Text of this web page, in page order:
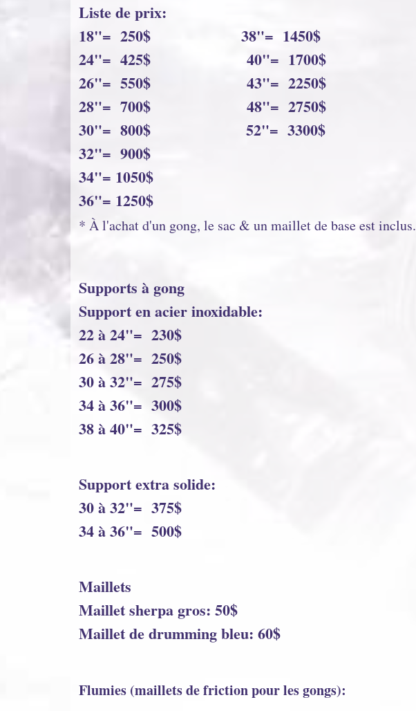
Liste de prix:
18"= 250$ 38"= 1450$
24"= 425$ 40"= 1700$
26"= 550$ 43"= 2250$
28"= 700$ 48"= 2750$
30"= 800$ 52"= 3300$
32"= 900$
34"= 1050$
36"= 1250$
* À l'achat d'un gong, le sac & un maillet de base est inclus.
Supports à gong
Support en acier inoxidable:
22 à 24"= 230$
26 à 28"= 250$
30 à 32"= 275$
34 à 36"= 300$
38 à 40"= 325$
Support extra solide:
30 à 32"= 375$
34 à 36"= 500$
Maillets
Maillet sherpa gros: 50$
Maillet de drumming bleu: 60$
Flumies (maillets de friction pour les gongs):